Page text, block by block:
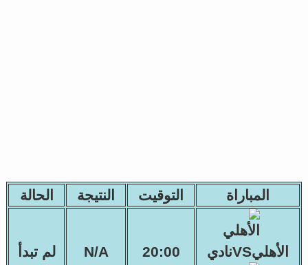
المباراة التوقيت النتيجة الحالة
الأهليVSنادي 20:00
N/A لم تبدأ